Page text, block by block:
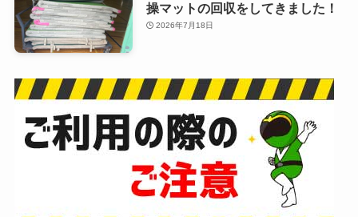
操マットの回収をしてきました！
2026年7月18日